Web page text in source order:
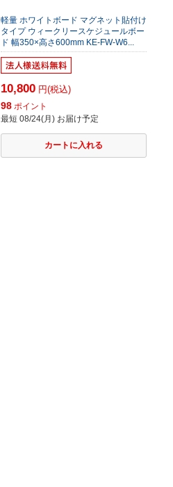
軽量 ホワイトボード マグネット貼付け
タイプ ウィークリースケジュールボー
ド 幅350×高さ600mm KE-FW-W6...
10,800円(税込)
98 ポイント
最短 08/24(月) お届け予定